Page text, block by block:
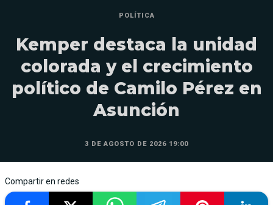
POLÍTICA
Kemper destaca la unidad
colorada y el crecimiento
político de Camilo Pérez en
Asunción
3 DE AGOSTO DE 2026 19:00
Compartir en redes